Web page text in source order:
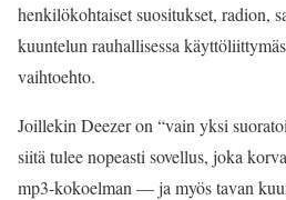
henkilökohtaiset suositukset, radion,
kuuntelun rauhallisessa
vaihtoehto.
Joillekin Deezer on “vain yksi
siitä tulee nopeasti sovellus, joka
mp3-kokoelman — ja myös tavan